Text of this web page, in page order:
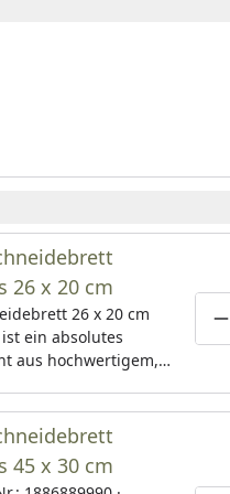
26 x 20 cm
26 x 20 cm
ist ein absolutes
aus hochwertigem,
Zubereitung in
extrem vereinfacht.
aus
Bambusholz, das
45 x 30 cm